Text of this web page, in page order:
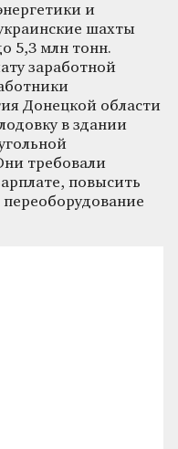
и
шахты
5,3 млн тонн.
заработной
Донецкой области
в здании
требовали
повысить